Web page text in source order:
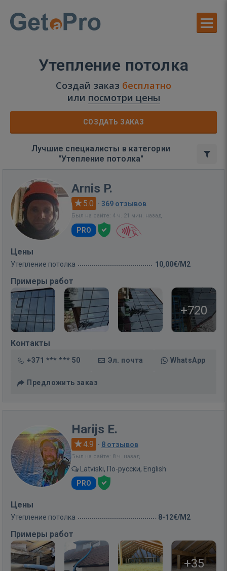
Утепление потолка
Создай заказ бесплатно
или посмотри цены
СОЗДАТЬ ЗАКАЗ
Лучшие специалисты в категории
"Утепление потолка"
Arnis P.
5.0 · 369 отзывов
Был на сайте: 4 ч. 21 мин. назад
PRO
Цены
Утепление потолка 10,00€/M2
Примеры работ
+720
Контакты
+371 *** *** 50 Эл. почта WhatsApp
Предложить заказ
Harijs E.
4.9 · 8 отзывов
Был на сайте: 8 ч. назад
Latviski, По-русски, English
PRO
Цены
Утепление потолка 8-12€/M2
Примеры работ
+35